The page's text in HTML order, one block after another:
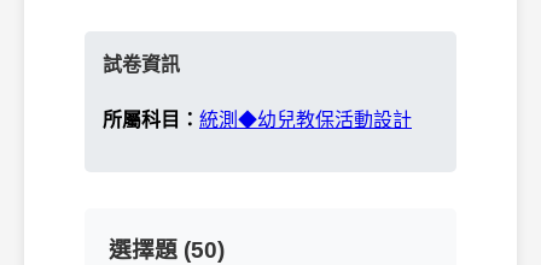
試卷資訊
所屬科目： 統測◆幼兒教保活動設計
選擇題 (50)